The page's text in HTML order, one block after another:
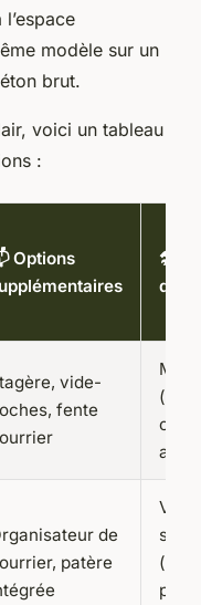
modèle sur un
brut.
voici un tableau
:
Options
🛠️
de
vide-
fente
de
patère
plus